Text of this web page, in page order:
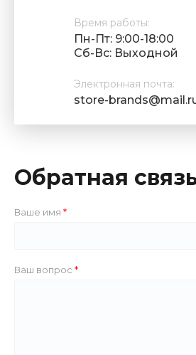
Время работы:
Пн-Пт: 9:00-18:00
Cб-Вс: Выходной
Электронная почта:
store-
Обратная
Ваше имя
Ваш вопрос